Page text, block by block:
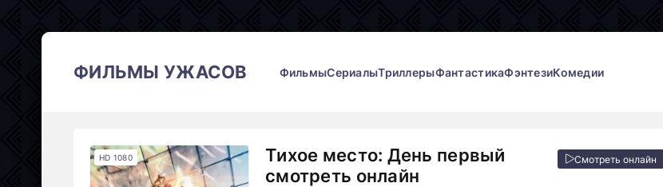
ФИЛЬМЫ УЖАСОВ ФильмыСериалыТриллерыФантастикаФэнтезиКомедии
Тихое место: День первый
смотреть онлайн
Смотреть онлайн
HD 1080